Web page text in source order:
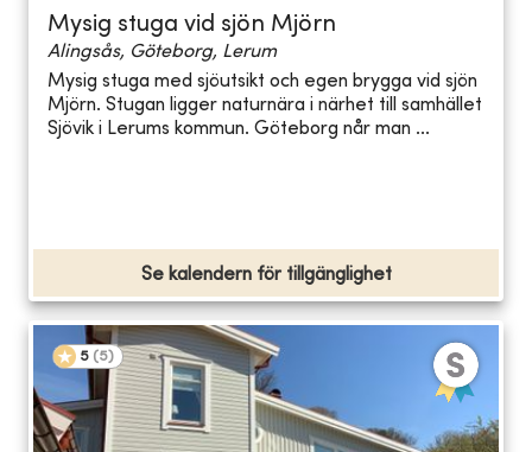
Mysig stuga vid sjön Mjörn
Alingsås, Göteborg, Lerum
Mysig stuga med sjöutsikt och egen brygga vid sjön
Mjörn. Stugan ligger naturnära i närhet till samhället
Sjövik i Lerums kommun. Göteborg når man ...
Se kalendern för tillgänglighet
5 (5)